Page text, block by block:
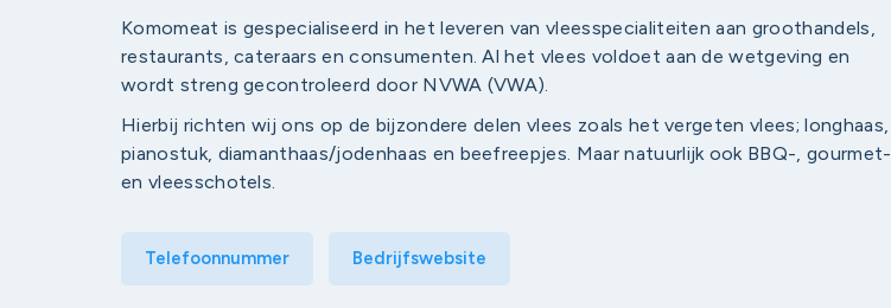
Komomeat is gespecialiseerd in het leveren van vleesspecialiteiten aan groothandels,
restaurants, cateraars en consumenten. Al het vlees voldoet aan de wetgeving en
wordt streng gecontroleerd door NVWA (VWA).
Hierbij richten wij ons op de bijzondere delen vlees zoals het vergeten vlees; longhaas,
pianostuk, diamanthaas/jodenhaas en beefreepjes. Maar natuurlijk ook BBQ-, gourmet-
en vleesschotels.
Telefoonnummer Bedrijfswebsite